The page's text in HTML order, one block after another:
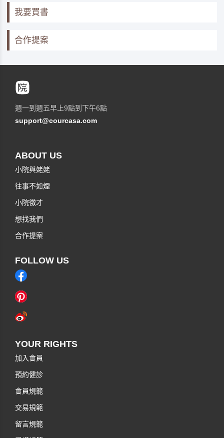
我要買書
合作提案
週一到週五早上9點到下午6點
support@courcasa.com
ABOUT US
小院與姥姥
往事不如煙
小院徵才
想找我們
合作提案
FOLLOW US
YOUR RIGHTS
加入會員
預約健診
會員規範
交易規範
留言規範